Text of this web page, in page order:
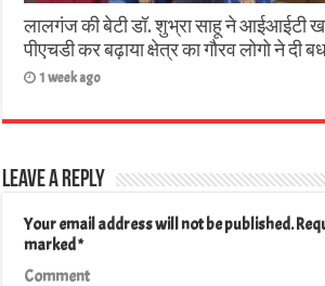
लालगंज की बेटी डॉ. शुभ्रा साहू ने आईआईटी
पीएचडी कर बढ़ाया क्षेत्र का गौरव लोगो ने दी
1 week ago
Leave a Reply
Your email address will not be published.
marked*
Comment